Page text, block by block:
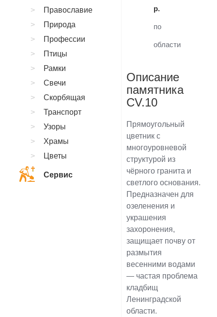
р.
по
области
Описание
памятника
CV.10
Прямоугольный
цветник с
многоуровневой
структурой из
чёрного гранита и
светлого основания.
Предназначен для
озеленения и
украшения
захоронения,
защищает почву от
размытия
весенними водами
— частая проблема
кладбищ
Ленинградской
области.
Православие
Природа
Профессии
Птицы
Рамки
Свечи
Скорбящая
Транспорт
Узоры
Храмы
Цветы
Сервис